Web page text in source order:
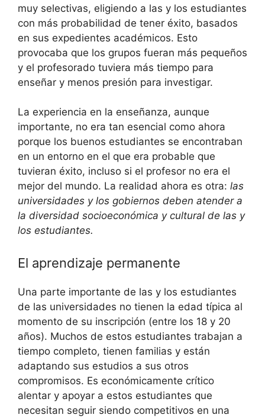
muy selectivas, eligiendo a las y los estudiantes
con más probabilidad de tener éxito, basados
en sus expedientes académicos. Esto
provocaba que los grupos fueran más pequeños
y el profesorado tuviera más tiempo para
enseñar y menos presión para investigar.
La experiencia en la enseñanza, aunque
importante, no era tan esencial como ahora
porque los buenos estudiantes se encontraban
en un entorno en el que era probable que
tuvieran éxito, incluso si el profesor no era el
mejor del mundo. La realidad ahora es otra: las
universidades y los gobiernos deben atender a
la diversidad socioeconómica y cultural de las y
los estudiantes.
El aprendizaje permanente
Una parte importante de las y los estudiantes
de las universidades no tienen la edad típica al
momento de su inscripción (entre los 18 y 20
años). Muchos de estos estudiantes trabajan a
tiempo completo, tienen familias y están
adaptando sus estudios a sus otros
compromisos. Es económicamente crítico
alentar y apoyar a estos estudiantes que
necesitan seguir siendo competitivos en una